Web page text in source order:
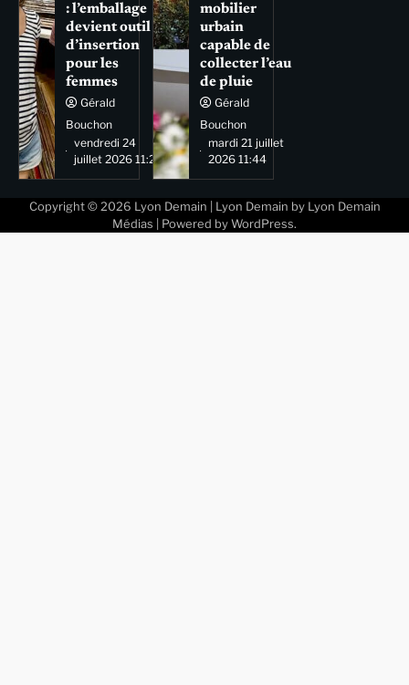
: l’emballage
devient outil
d’insertion
pour les
femmes
Gérald
Bouchon
vendredi 24
juillet 2026 11:29
mobilier
urbain
capable de
collecter l’eau
de pluie
Gérald
Bouchon
mardi 21 juillet
2026 11:44
Copyright © 2026 Lyon Demain | Lyon Demain by Lyon Demain
Médias | Powered by WordPress.